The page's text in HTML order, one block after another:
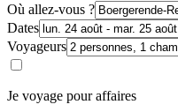
Où allez-vous ?
Dates
Voyageurs
Je voyage pour affaires